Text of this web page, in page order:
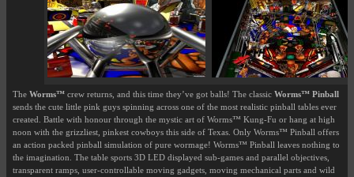
The Worms™ crew returns, and this time they’ve got balls! The classic Worms™ Pinball
sends the cute little pink guys spinning across one of the most realistic pinball tables ever
created. Battle with honour through the mystic art of Worms™ Kung-Fu or hang at high
noon with the grizzliest, pinkest cowboys this side of Texas. Only Worms™ Pinball offers
an action packed pinball simulation of pure wormage! Worms™ Pinball leaves nothing to
the imagination. The table sports 3D LED displayed sub-games and parallel objectives,
transparent ramps, user-controllable moving gadgets, moving mechanical parts and wild